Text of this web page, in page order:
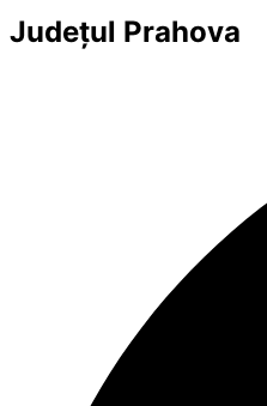
Județul Prahova